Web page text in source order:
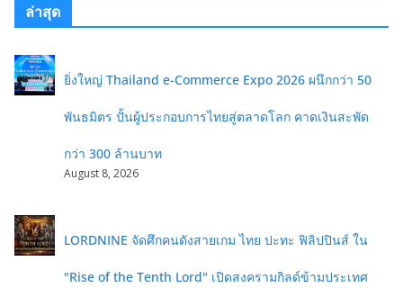
ล่าสุด
ยิ่งใหญ่ Thailand e-Commerce Expo 2026 ผนึกกว่า 50
พันธมิตร ปั้นผู้ประกอบการไทยสู่ตลาดโลก คาดเงินสะพัด
กว่า 300 ล้านบาท
August 8, 2026
LORDNINE จัดศึกคนดังสายเกม ไทย ปะทะ ฟิลิปปินส์ ใน
"Rise of the Tenth Lord" เปิดสงครามกิลด์ข้ามประเทศ